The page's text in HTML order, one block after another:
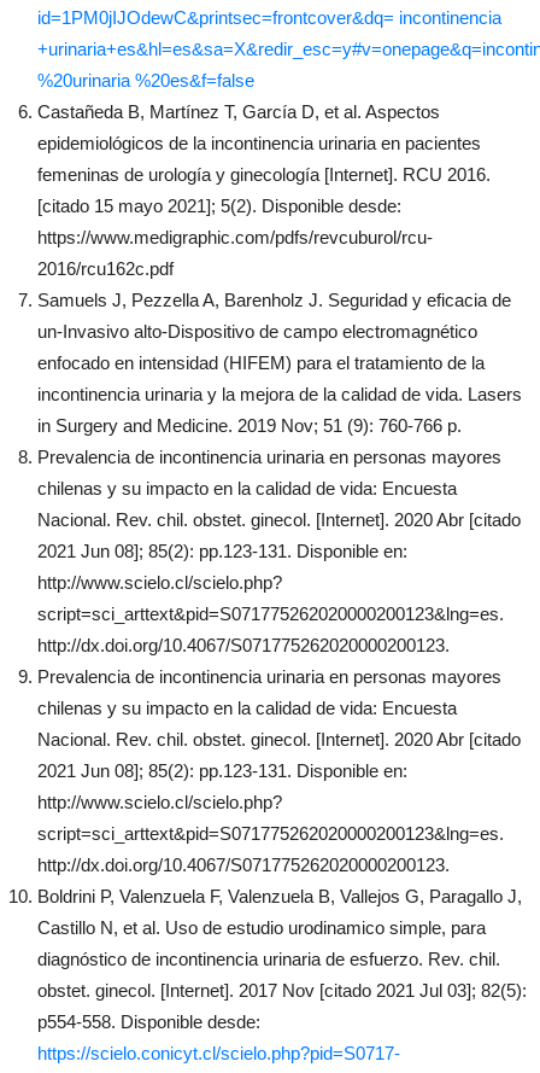
id=1PM0jIJOdewC&printsec=frontcover&dq= incontinencia
%20urinaria %20es&f=false
Castañeda B, Martínez T, García D, et al. Aspectos
epidemiológicos de la incontinencia urinaria en pacientes
femeninas de urología y ginecología [Internet]. RCU 2016.
[citado 15 mayo 2021]; 5(2). Disponible desde:
https://www.medigraphic.com/pdfs/revcuburol/rcu-
2016/rcu162c.pdf
Samuels J, Pezzella A, Barenholz J. Seguridad y eficacia de
un-Invasivo alto-Dispositivo de campo electromagnético
enfocado en intensidad (HIFEM) para el tratamiento de la
incontinencia urinaria y la mejora de la calidad de vida. Lasers
in Surgery and Medicine. 2019 Nov; 51 (9): 760-766 p.
Prevalencia de incontinencia urinaria en personas mayores
chilenas y su impacto en la calidad de vida: Encuesta
Nacional. Rev. chil. obstet. ginecol. [Internet]. 2020 Abr [citado
2021 Jun 08]; 85(2): pp.123-131. Disponible en:
http://www.scielo.cl/scielo.php?
script=sci_arttext&pid=S071775262020000200123&lng=es.
http://dx.doi.org/10.4067/S071775262020000200123.
Prevalencia de incontinencia urinaria en personas mayores
chilenas y su impacto en la calidad de vida: Encuesta
Nacional. Rev. chil. obstet. ginecol. [Internet]. 2020 Abr [citado
2021 Jun 08]; 85(2): pp.123-131. Disponible en:
http://www.scielo.cl/scielo.php?
script=sci_arttext&pid=S071775262020000200123&lng=es.
http://dx.doi.org/10.4067/S071775262020000200123.
Boldrini P, Valenzuela F, Valenzuela B, Vallejos G, Paragallo J,
Castillo N, et al. Uso de estudio urodinamico simple, para
diagnóstico de incontinencia urinaria de esfuerzo. Rev. chil.
obstet. ginecol. [Internet]. 2017 Nov [citado 2021 Jul 03]; 82(5):
p554-558. Disponible desde:
https://scielo.conicyt.cl/scielo.php?pid=S0717-